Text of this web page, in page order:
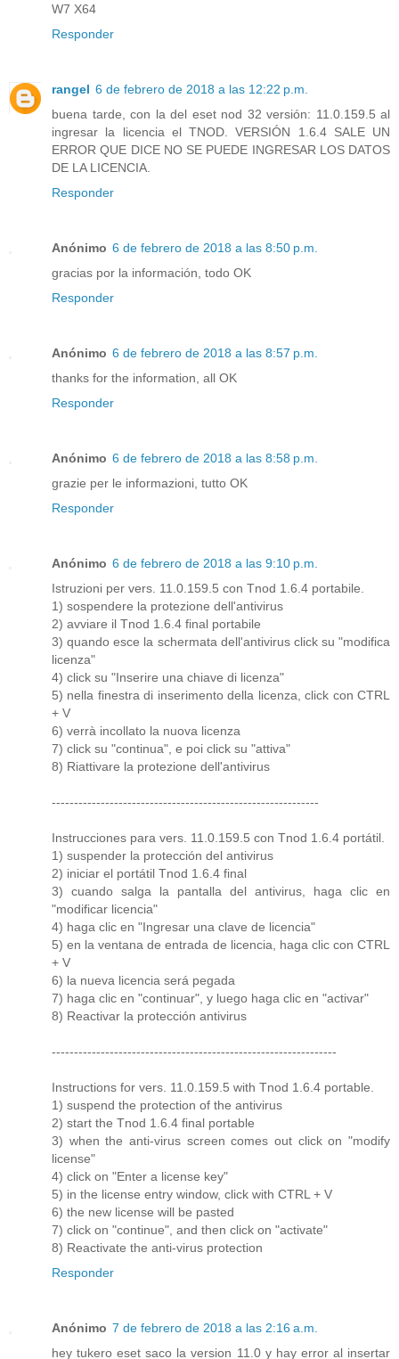
W7 X64
Responder
rangel 6 de febrero de 2018 a las 12:22 p.m.
buena tarde, con la del eset nod 32 versión: 11.0.159.5 al
ingresar la licencia el TNOD. VERSIÓN 1.6.4 SALE UN
ERROR QUE DICE NO SE PUEDE INGRESAR LOS DATOS
DE LA LICENCIA.
Responder
Anónimo 6 de febrero de 2018 a las 8:50 p.m.
gracias por la información, todo OK
Responder
Anónimo 6 de febrero de 2018 a las 8:57 p.m.
thanks for the information, all OK
Responder
Anónimo 6 de febrero de 2018 a las 8:58 p.m.
grazie per le informazioni, tutto OK
Responder
Anónimo 6 de febrero de 2018 a las 9:10 p.m.
Istruzioni per vers. 11.0.159.5 con Tnod 1.6.4 portabile.
1) sospendere la protezione dell'antivirus
2) avviare il Tnod 1.6.4 final portabile
3) quando esce la schermata dell'antivirus click su "modifica
licenza"
4) click su "Inserire una chiave di licenza"
5) nella finestra di inserimento della licenza, click con CTRL
+ V
6) verrà incollato la nuova licenza
7) click su "continua", e poi click su "attiva"
8) Riattivare la protezione dell'antivirus
------------------------------------------------------------
Instrucciones para vers. 11.0.159.5 con Tnod 1.6.4 portátil.
1) suspender la protección del antivirus
2) iniciar el portátil Tnod 1.6.4 final
3) cuando salga la pantalla del antivirus, haga clic en
"modificar licencia"
4) haga clic en "Ingresar una clave de licencia"
5) en la ventana de entrada de licencia, haga clic con CTRL
+ V
6) la nueva licencia será pegada
7) haga clic en "continuar", y luego haga clic en "activar"
8) Reactivar la protección antivirus
----------------------------------------------------------------
Instructions for vers. 11.0.159.5 with Tnod 1.6.4 portable.
1) suspend the protection of the antivirus
2) start the Tnod 1.6.4 final portable
3) when the anti-virus screen comes out click on "modify
license"
4) click on "Enter a license key"
5) in the license entry window, click with CTRL + V
6) the new license will be pasted
7) click on "continue", and then click on "activate"
8) Reactivate the anti-virus protection
Responder
Anónimo 7 de febrero de 2018 a las 2:16 a.m.
hey tukero eset saco la version 11.0 y hay error al insertar